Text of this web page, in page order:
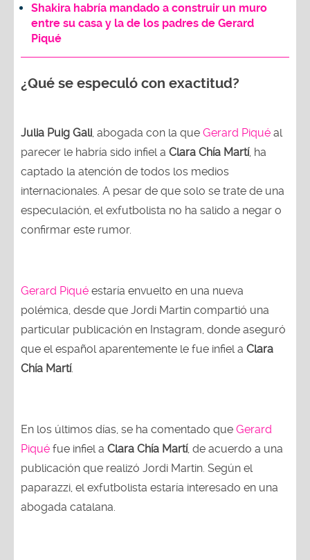
Shakira habría mandado a construir un muro
entre su casa y la de los padres de Gerard
Piqué
¿Qué se especuló con exactitud?
Julia Puig Gali , abogada con la que Gerard Piqué al
parecer le habría sido infiel a Clara Chía Martí, ha
captado la atención de todos los medios
internacionales. A pesar de que solo se trate de una
especulación, el exfutbolista no ha salido a negar o
confirmar este rumor.
Gerard Piqué estaría envuelto en una nueva
polémica, desde que Jordi Martin compartió una
particular publicación en Instagram, donde aseguró
que el español aparentemente le fue infiel a Clara
Chía Martí.
En los últimos días, se ha comentado que Gerard
Piqué fue infiel a Clara Chía Martí, de acuerdo a una
publicación que realizó Jordi Martin. Según el
paparazzi, el exfutbolista estaría interesado en una
abogada catalana.